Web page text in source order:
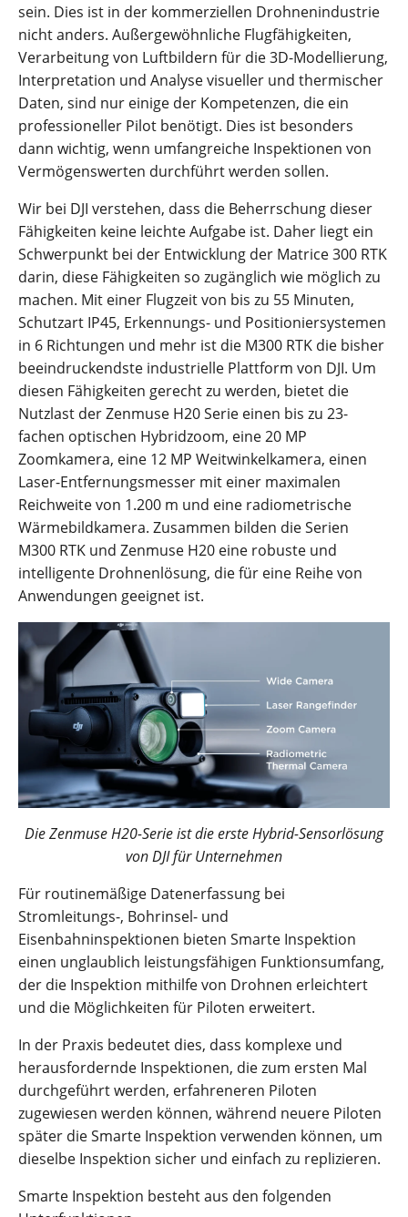
sein. Dies ist in der kommerziellen Drohnenindustrie
nicht anders. Außergewöhnliche Flugfähigkeiten,
Verarbeitung von Luftbildern für die 3D-Modellierung,
Interpretation und Analyse visueller und thermischer
Daten, sind nur einige der Kompetenzen, die ein
professioneller Pilot benötigt. Dies ist besonders
dann wichtig, wenn umfangreiche Inspektionen von
Vermögenswerten durchführt werden sollen.
Wir bei DJI verstehen, dass die Beherrschung dieser
Fähigkeiten keine leichte Aufgabe ist. Daher liegt ein
Schwerpunkt bei der Entwicklung der Matrice 300 RTK
darin, diese Fähigkeiten so zugänglich wie möglich zu
machen. Mit einer Flugzeit von bis zu 55 Minuten,
Schutzart IP45, Erkennungs- und Positioniersystemen
in 6 Richtungen und mehr ist die M300 RTK die bisher
beeindruckendste industrielle Plattform von DJI. Um
diesen Fähigkeiten gerecht zu werden, bietet die
Nutzlast der Zenmuse H20 Serie einen bis zu 23-
fachen optischen Hybridzoom, eine 20 MP
Zoomkamera, eine 12 MP Weitwinkelkamera, einen
Laser-Entfernungsmesser mit einer maximalen
Reichweite von 1.200 m und eine radiometrische
Wärmebildkamera. Zusammen bilden die Serien
M300 RTK und Zenmuse H20 eine robuste und
intelligente Drohnenlösung, die für eine Reihe von
Anwendungen geeignet ist.
Die Zenmuse H20-Serie ist die erste Hybrid-Sensorlösung
von DJI für Unternehmen
Für routinemäßige Datenerfassung bei
Stromleitungs-, Bohrinsel- und
Eisenbahninspektionen bieten Smarte Inspektion
einen unglaublich leistungsfähigen Funktionsumfang,
der die Inspektion mithilfe von Drohnen erleichtert
und die Möglichkeiten für Piloten erweitert.
In der Praxis bedeutet dies, dass komplexe und
herausfordernde Inspektionen, die zum ersten Mal
durchgeführt werden, erfahreneren Piloten
zugewiesen werden können, während neuere Piloten
später die Smarte Inspektion verwenden können, um
dieselbe Inspektion sicher und einfach zu replizieren.
Smarte Inspektion besteht aus den folgenden